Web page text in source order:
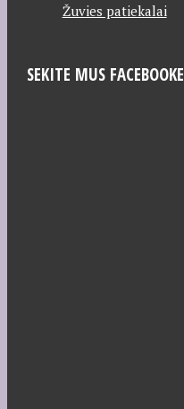
Žuvies patiekalai
SEKITE MUS FACEBOOKE